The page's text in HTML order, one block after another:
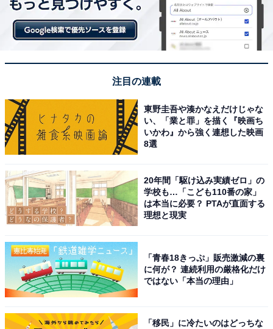
注目の連載
東野圭吾や湊かなえだけじゃな
い、「業と罪」を描く『映画ち
いかわ』から強く連想した映画
8選
20年間「駆け込み実績ゼロ」の
学校も…「こども110番の家」
は本当に必要？ PTAが直面する
理想と現実
「青春18きっぷ」販売激減の裏
に何が？ 連続利用の厳格化だけ
ではない「本当の理由」
「移民」に冷たいのはどっちな